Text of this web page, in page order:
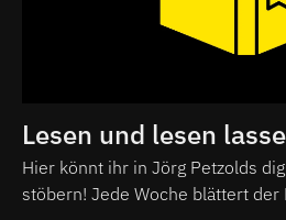
Lesen und lesen
Hier könnt ihr in Jörg Petzolds
stöbern! Jede Woche blättert